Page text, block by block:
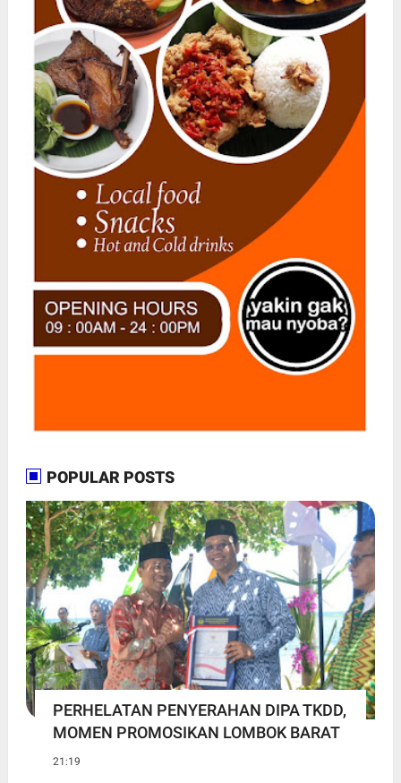
POPULAR POSTS
PERHELATAN PENYERAHAN DIPA TKDD,
MOMEN PROMOSIKAN LOMBOK BARAT
21:19